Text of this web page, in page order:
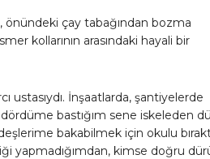
önündeki çay tabağından bozma
kollarının arasındaki hayali bir
ustasıydı. İnşaatlarda, şantiyelerde
dördüme bastığım sene iskeleden
bakabilmek için okulu
yapmadığımdan, kimse doğru